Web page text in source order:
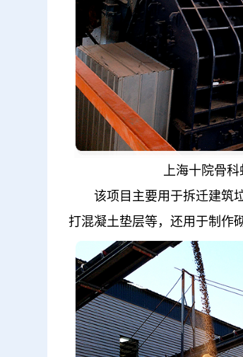
上海十院骨
该项目主要用于拆迁建筑垃
打混凝土垫层等，还用于制作